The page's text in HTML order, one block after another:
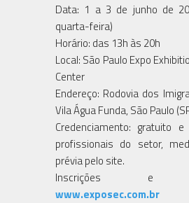
Data: 1 a 3 de junho de
quarta-feira)
Horário: das 13h às 20h
Local: São Paulo Expo
Center
Endereço: Rodovia dos
Vila Água Funda, São Paulo
Credenciamento: gratuito
profissionais do setor,
prévia pelo site.
Inscrições e
www.exposec.com.br